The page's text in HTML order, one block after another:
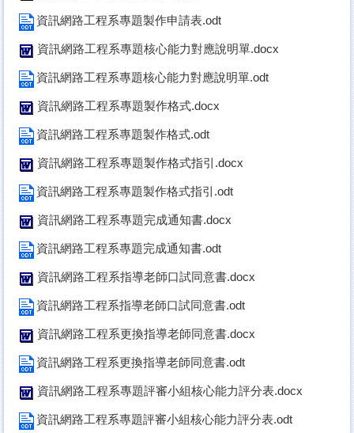
資訊網路工程系專題製作申請表.odt
資訊網路工程系專題核心能力對應說明單.docx
資訊網路工程系專題核心能力對應說明單.odt
資訊網路工程系專題製作格式.docx
資訊網路工程系專題製作格式.odt
資訊網路工程系專題製作格式指引.docx
資訊網路工程系專題製作格式指引.odt
資訊網路工程系專題完成通知書.docx
資訊網路工程系專題完成通知書.odt
資訊網路工程系指導老師口試同意書.docx
資訊網路工程系指導老師口試同意書.odt
資訊網路工程系更換指導老師同意書.docx
資訊網路工程系更換指導老師同意書.odt
資訊網路工程系專題評審小組核心能力評分表.docx
資訊網路工程系專題評審小組核心能力評分表.odt